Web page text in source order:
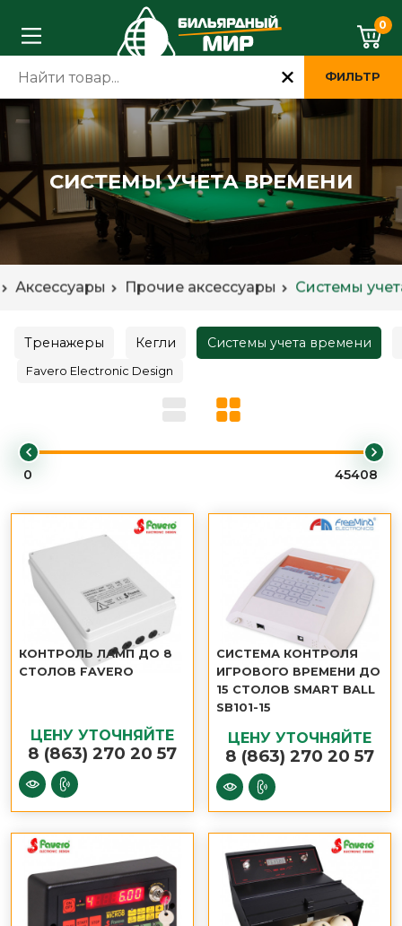
0
ФИЛЬТР
СИСТЕМЫ УЧЕТА ВРЕМЕНИ
Аксессуары Прочие аксессуары Системы
Favero Electronic Design
Тренажеры Кегли Системы учета времени
КОНТРОЛЬ ЛАМП ДО 8
СТОЛОВ FAVERO
ЦЕНУ УТОЧНЯЙТЕ
8 (863) 270 20 57
СИСТЕМА КОНТРОЛЯ
ИГРОВОГО ВРЕМЕНИ ДО
15 СТОЛОВ SMART BALL
SB101-15
ЦЕНУ УТОЧНЯЙТЕ
8 (863) 270 20 57